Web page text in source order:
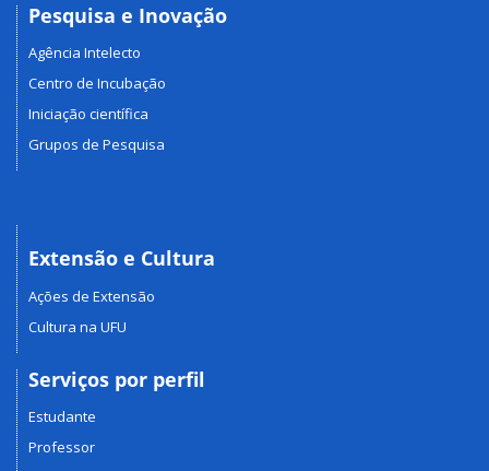
Pesquisa e Inovação
Agência Intelecto
Centro de Incubação
Iniciação científica
Grupos de Pesquisa
Extensão e Cultura
Ações de Extensão
Cultura na UFU
Serviços por perfil
Estudante
Professor